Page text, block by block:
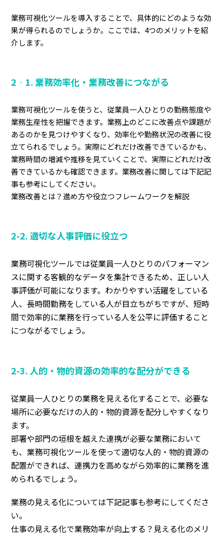
業務可視化ツールを導入することで、具体的にどのような効
果が得られるのでしょうか。ここでは、4つのメリットを紹
介します。
2‐1. 業務効率化・業務改善につながる
業務可視化ツールを使うと、従業員一人ひとりの勤務態度や
業務生産性を把握できます。業務上のどこに改善点や課題が
あるのかを見つけやすくなり、効率化や勤務状況の改善に役
立てられるでしょう。実際にどれだけ改善できているかも、
業務時間の増減や推移を見ていくことで、実際にどれだけ改
善できているかも確認できます。業務改善に関しては下記記
事も参考にしてください。
業務改善とは？進め方や役立つフレームワークを解説
2-2. 適切な人事評価に役立つ
業務可視化ツールでは従業員一人ひとりのパフォーマン
スに関する客観的なデータを集計できるため、正しい人
事評価が可能になります。わかりやすい活躍をしている
人、長時間勤務をしている人が目立ちがちですが、短時
間で効率的に業務を行っている人を公平に評価すること
につながるでしょう。
2-3. 人的・物的資源の効率的な配分ができる
従業員一人ひとりの業務を見える化することで、必要な
場所に必要なだけの人的・物的資源を配分しやすくなり
ます。
部署や部門の垣根を越えた連携が必要な業務において
も、業務可視化ツールを使って適切な人的・物的資源の
配置ができれば、連携力を高めながら効率的に業務を進
められるでしょう。
業務の見える化については下記記事も参考にしてくださ
い。
仕事の見える化で業務効率が向上する？見える化のメリ